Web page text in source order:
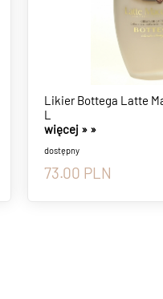
Likier Bottega Latte
L
więcej » »
dostępny
73.00 PLN